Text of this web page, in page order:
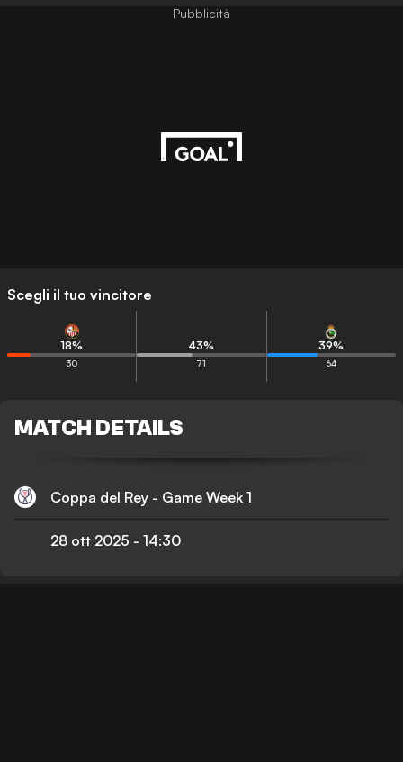
Scegli il tuo vincitore
18%
30
43%
71
39%
64
MATCH DETAILS
Coppa del Rey - Game Week 1
28 ott 2025 - 14:30
Pubblicità